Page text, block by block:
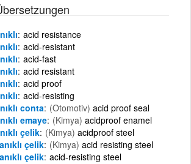
acid resistance
acid-resistant
acid-fast
acid resistant
acid proof
acid-resisting
conta (Otomotiv) acid proof seal
emaye (Kimya) acidproof enamel
çelik (Kimya) acidproof steel
çelik (Kimya) acid resisting steel
çelik acid-resisting steel